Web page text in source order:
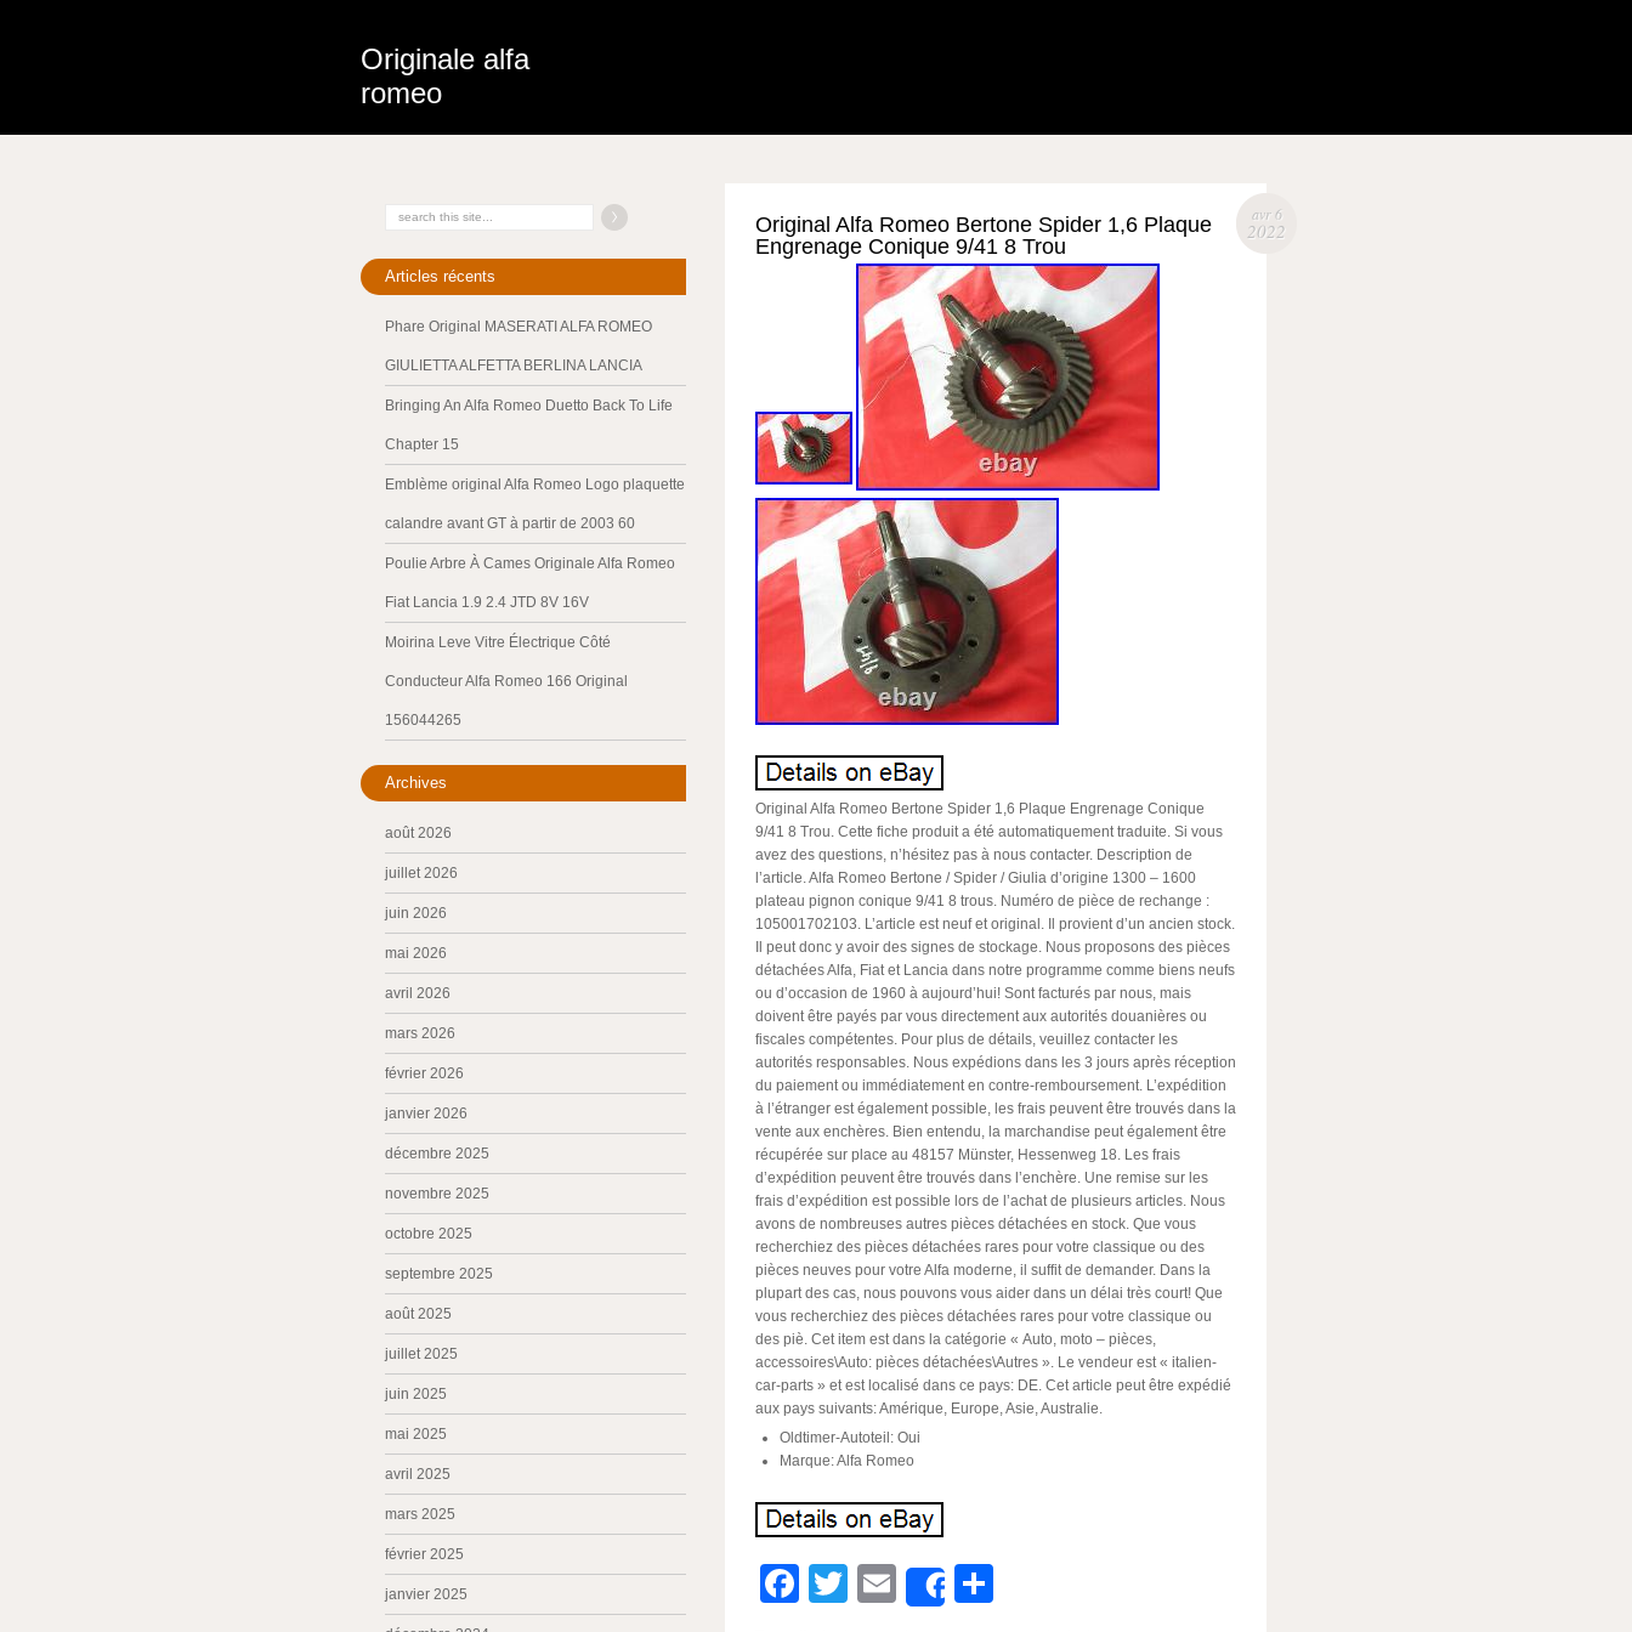
Originale alfa
romeo
avr 6
2022
Original Alfa Romeo Bertone Spider 1,6 Plaque
Engrenage Conique 9/41 8 Trou
Original Alfa Romeo Bertone Spider 1,6 Plaque Engrenage Conique
9/41 8 Trou. Cette fiche produit a été automatiquement traduite. Si vous
avez des questions, n’hésitez pas à nous contacter. Description de
l’article. Alfa Romeo Bertone / Spider / Giulia d’origine 1300 – 1600
plateau pignon conique 9/41 8 trous. Numéro de pièce de rechange :
105001702103. L’article est neuf et original. Il provient d’un ancien stock.
Il peut donc y avoir des signes de stockage. Nous proposons des pièces
détachées Alfa, Fiat et Lancia dans notre programme comme biens neufs
ou d’occasion de 1960 à aujourd’hui! Sont facturés par nous, mais
doivent être payés par vous directement aux autorités douanières ou
fiscales compétentes. Pour plus de détails, veuillez contacter les
autorités responsables. Nous expédions dans les 3 jours après réception
du paiement ou immédiatement en contre-remboursement. L’expédition
à l’étranger est également possible, les frais peuvent être trouvés dans la
vente aux enchères. Bien entendu, la marchandise peut également être
récupérée sur place au 48157 Münster, Hessenweg 18. Les frais
d’expédition peuvent être trouvés dans l’enchère. Une remise sur les
frais d’expédition est possible lors de l’achat de plusieurs articles. Nous
avons de nombreuses autres pièces détachées en stock. Que vous
recherchiez des pièces détachées rares pour votre classique ou des
pièces neuves pour votre Alfa moderne, il suffit de demander. Dans la
plupart des cas, nous pouvons vous aider dans un délai très court! Que
vous recherchiez des pièces détachées rares pour votre classique ou
des piè. Cet item est dans la catégorie « Auto, moto – pièces,
accessoires\Auto: pièces détachées\Autres ». Le vendeur est « italien-
car-parts » et est localisé dans ce pays: DE. Cet article peut être expédié
aux pays suivants: Amérique, Europe, Asie, Australie.
Oldtimer-Autoteil: Oui
Marque: Alfa Romeo
Facebook
TwitterEmailShare
Articles récents
Phare Original MASERATI ALFA ROMEO
GIULIETTA ALFETTA BERLINA LANCIA
Bringing An Alfa Romeo Duetto Back To Life
Chapter 15
Emblème original Alfa Romeo Logo plaquette
calandre avant GT à partir de 2003 60
Poulie Arbre À Cames Originale Alfa Romeo
Fiat Lancia 1.9 2.4 JTD 8V 16V
Moirina Leve Vitre Électrique Côté
Conducteur Alfa Romeo 166 Original
156044265
Archives
août 2026
juillet 2026
juin 2026
mai 2026
avril 2026
mars 2026
février 2026
janvier 2026
décembre 2025
novembre 2025
octobre 2025
septembre 2025
août 2025
juillet 2025
juin 2025
mai 2025
avril 2025
mars 2025
février 2025
janvier 2025